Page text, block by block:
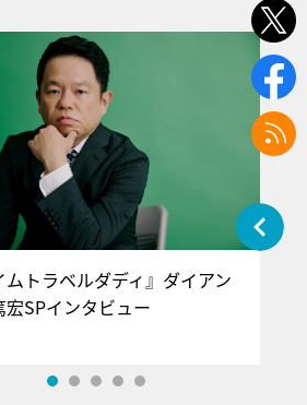
ムトラベルダディ』ダイアン
宏SPインタビュー